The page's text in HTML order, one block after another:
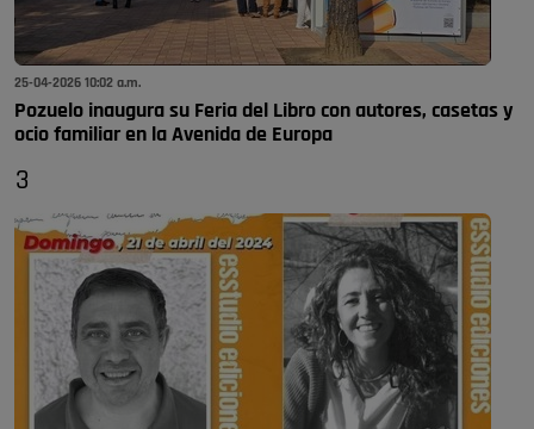
25-04-2026 10:02 a.m.
Pozuelo inaugura su Feria del Libro con autores, casetas y
ocio familiar en la Avenida de Europa
3